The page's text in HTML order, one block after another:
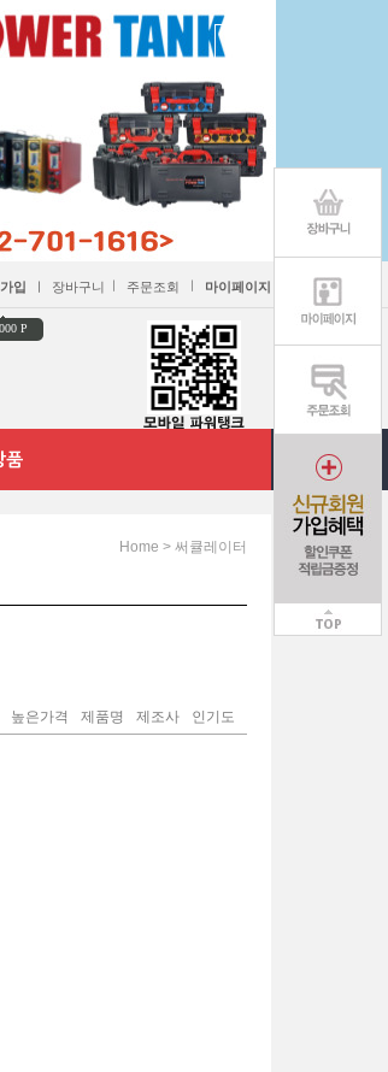
입
P
ㅣ 장바구니 ㅣ 주문조회 ㅣ 마이페이지
품
Home > 써큘레이터
높은가격 제품명 제조사 인기도